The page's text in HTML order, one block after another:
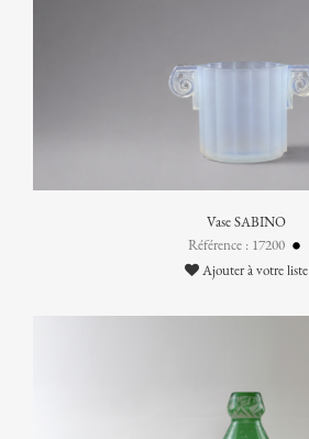
Vase SABINO
Référence : 17200
Ajouter à votre liste